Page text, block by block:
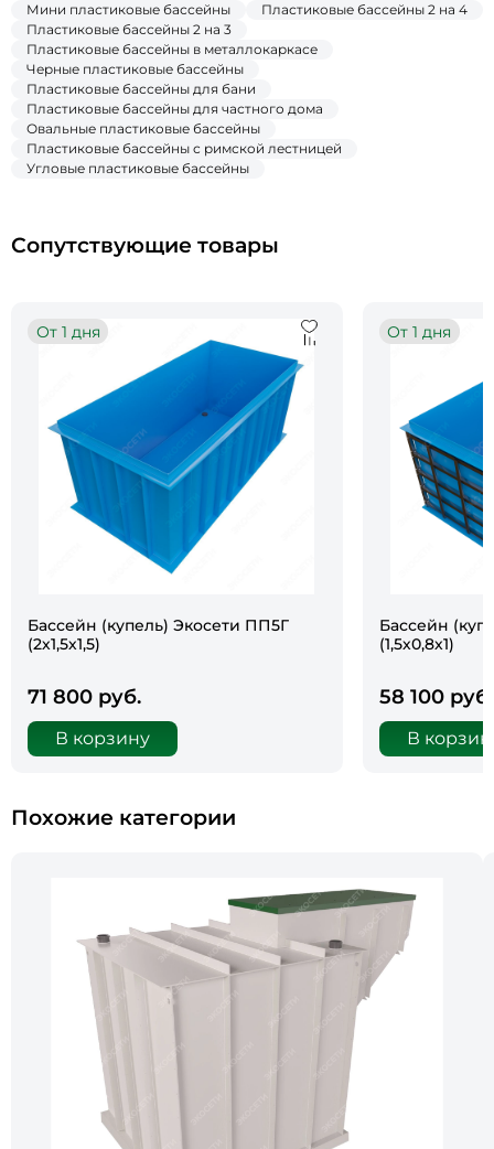
Мини пластиковые бассейны
Пластиковые бассейны 2 на 4
Пластиковые бассейны 2 на 3
Пластиковые бассейны в металлокаркасе
Черные пластиковые бассейны
Пластиковые бассейны для бани
Пластиковые бассейны для частного дома
Овальные пластиковые бассейны
Пластиковые бассейны с римской лестницей
Угловые пластиковые бассейны
Сопутствующие товары
От 1 дня
Бассейн (купель) Экосети ПП5Г
(2х1,5х1,5)
71 800 руб.
В корзину
От 1 дня
Бассейн
(1,5х0,8х1)
58 100 руб.
В
Похожие категории